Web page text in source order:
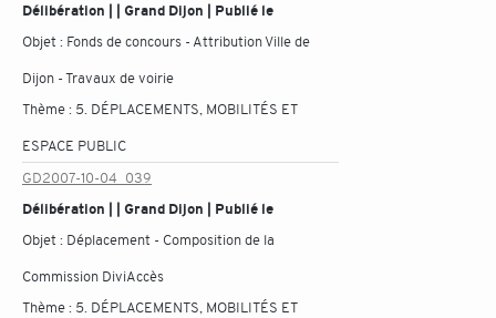
Délibération | | Grand Dijon | Publié le
Objet : Fonds de concours - Attribution Ville de
Dijon - Travaux de voirie
Thème : 5. DÉPLACEMENTS, MOBILITÉS ET
ESPACE PUBLIC
GD2007-10-04_039
Délibération | | Grand Dijon | Publié le
Objet : Déplacement - Composition de la
Commission DiviAccès
Thème : 5. DÉPLACEMENTS, MOBILITÉS ET